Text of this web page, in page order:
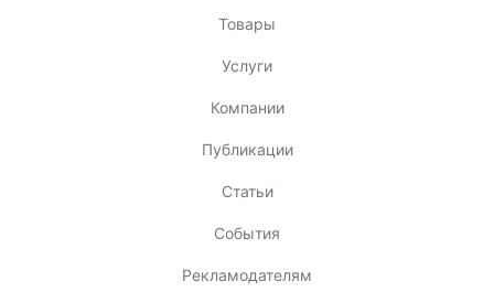
Товары
Услуги
Компании
Публикации
Статьи
События
Рекламодателям